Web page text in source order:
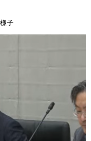
子